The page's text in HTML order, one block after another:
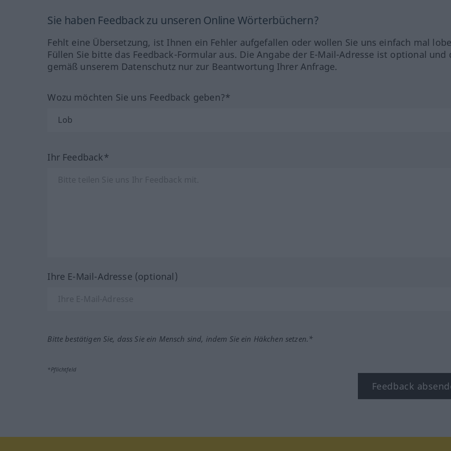
Sie haben Feedback zu unseren Online Wörterbüchern?
Fehlt eine Übersetzung, ist Ihnen ein Fehler aufgefallen oder wollen Sie uns einfach mal
Füllen Sie bitte das Feedback-Formular aus. Die Angabe der E-Mail-Adresse ist optional und
gemäß unserem Datenschutz nur zur Beantwortung Ihrer Anfrage.
Wozu möchten Sie uns Feedback geben?*
Ihr Feedback*
Ihre E-Mail-Adresse (optional)
Bitte bestätigen Sie, dass Sie ein Mensch sind, indem Sie ein Häkchen setzen.*
*Pflichtfeld
Feedback